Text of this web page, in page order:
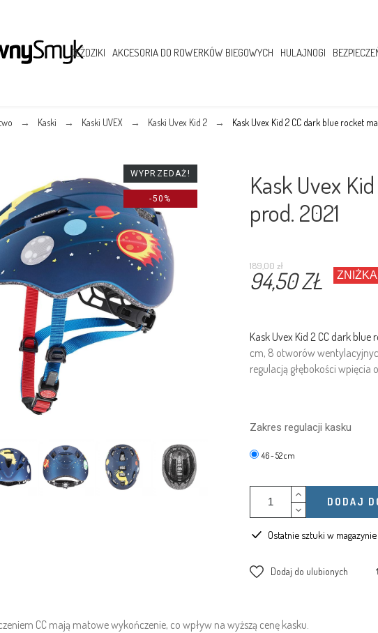
JEŹDZIKI AKCESORIA DO ROWERKÓW BIEGOWYCH HULAJNOGI
Kaski Kaski UVEX Kaski Uvex Kid 2 Kask Uvex Kid 2 CC dark blue rocket
WYPRZEDAŻ!
-50%
Kask Uvex
prod. 2021
189,00 zł
94,50 ZŁ
Kask Uvex Kid 2 CC dark blue
cm, 8 otworów
regulacją głębokości wpięcia
Zakres regulacji kasku
46 - 52 cm
DODAJ
Ostatnie sztuki w magazynie
Dodaj do ulubionych
CC mają matowe wykończenie, co wpływ na wyższą cenę kasku.